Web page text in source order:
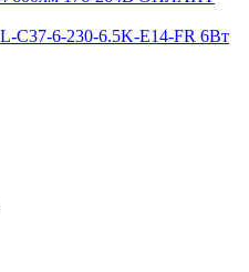
C37-6-230-6.5K-E14-FR 6Вт